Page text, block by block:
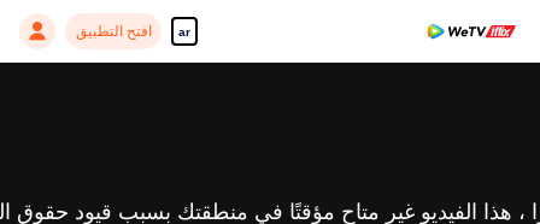
ar افتح التطبيق